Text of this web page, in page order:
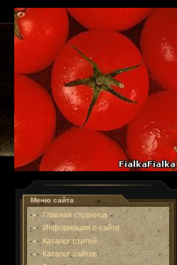
Меню сайта
Главная страница
Информация о сайте
Каталог статей
Каталог сайтов